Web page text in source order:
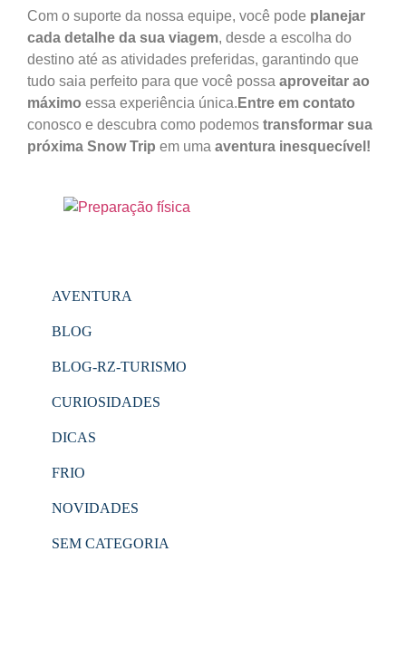
Com o suporte da nossa equipe, você pode planejar
cada detalhe da sua viagem, desde a escolha do
destino até as atividades preferidas, garantindo que
tudo saia perfeito para que você possa aproveitar ao
máximo essa experiência única. Entre em contato
conosco e descubra como podemos transformar sua
próxima Snow Trip em uma aventura inesquecível!
AVENTURA
BLOG
BLOG-RZ-TURISMO
CURIOSIDADES
DICAS
FRIO
NOVIDADES
SEM CATEGORIA